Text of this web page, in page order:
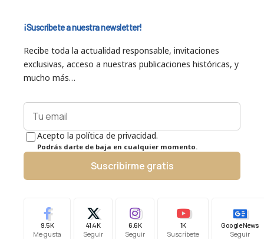
¡Suscríbete a nuestra newsletter!
Recibe toda la actualidad responsable, invitaciones
exclusivas, acceso a nuestras publicaciones históricas, y
mucho más…
Acepto la política de privacidad.
Podrás darte de baja en cualquier momento.
Suscribirme gratis
9.5K
Me gusta
41.4K
Seguir
6.6K
Seguir
1K
Suscríbete
Google News
Seguir